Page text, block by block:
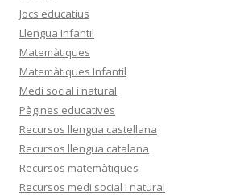
Jocs educatius
Llengua Infantil
Matemàtiques
Matemàtiques Infantil
Medi social i natural
Pàgines educatives
Recursos llengua castellana
Recursos llengua catalana
Recursos matemàtiques
Recursos medi social i natural